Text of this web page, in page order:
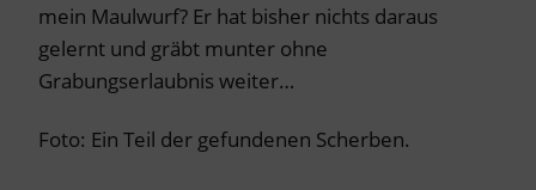
mein Maulwurf? Er hat bisher nichts daraus
gelernt und gräbt munter ohne
Grabungserlaubnis weiter…
Foto: Ein Teil der gefundenen Scherben.